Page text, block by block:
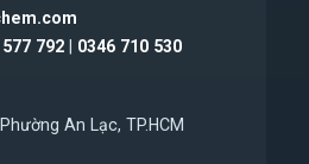
792 0346 710 530
An Lạc, TP.HCM